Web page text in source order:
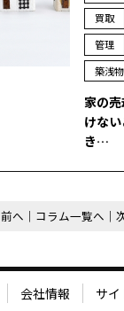
買取
管理
築浅
家の
けな
き…
前へ コラム一覧へ
会社情報 サ